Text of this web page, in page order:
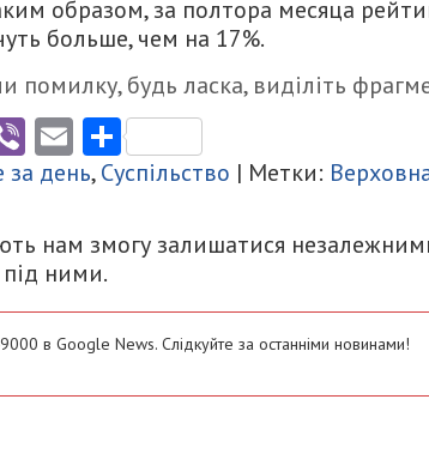
образом, за полтора месяца
больше, чем на 17%.
будь ласка, виділіть
ViberEmailПоділитися
за день,Суспільство | Метки:
нам змогу залишатися
ними.
в Google News. Слідкуйте за останніми новинами!